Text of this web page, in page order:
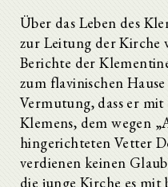
Über das Leben des
zur Leitung der Kirche
Berichte der
zum flavinischen
Vermutung, dass er
Klemens, dem wegen
hingerichteten Vetter
verdienen keinen
die junge Kirche es mit